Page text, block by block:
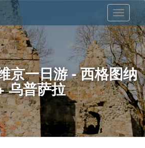
京一日游 - 西格图纳
乌普萨拉